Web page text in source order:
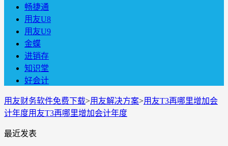
畅捷通
用友U8
用友U9
金蝶
进销存
知识堂
好会计
用友财务软件免费下载>用友解决方案>用友T3再哪里增加会
计年度用友T3再哪里增加会计年度
最近发表